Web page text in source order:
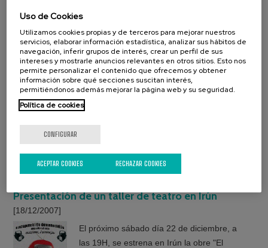
que desenvuelve Iowa Paternain con los
caballos.
Revista Diciembre 2007[20/12/2007]
Ya os habrá llegado a casa la revista de
diciembre. Aquí la colgamos para que todos
desearos unas felices fiesta y un feliz y
ATZEGIZALE año 2008! Zorionak
Presentación de un taller de teatro en Irún
[18/12/2007]
El próximo sábado día 22 de diciembre, a
las 19H, se estrena en Irún la obre "El
Uso de Cookies
Utilizamos cookies propias y de terceros para mejorar nuestros
servicios, elaborar información estadística, analizar sus hábitos de
navegación, inferir grupos de interés, crear un perfil de sus
intereses y mostrarle anuncios relevantes en otros sitios. Esto nos
permite personalizar el contenido que ofrecemos y obtener
información sobre qué secciones suscitan interés,
permitiéndonos además mejorar la página web y su seguridad.
Política de cookies
CONFIGURAR
RECHAZAR COOKIES
ACEPTAR COOKIES